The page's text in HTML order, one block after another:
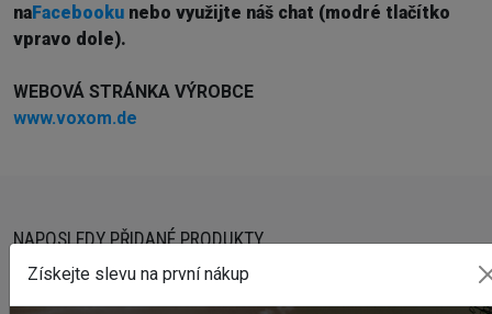
naFacebooku nebo využijte náš chat (modré tlačítko
vpravo dole).
WEBOVÁ STRÁNKA VÝROBCE
www.voxom.de
NAPOSLEDY PŘIDANÉ PRODUKTY
Sedlo CHROMAG LIMBER
Získejte slevu na první nákup